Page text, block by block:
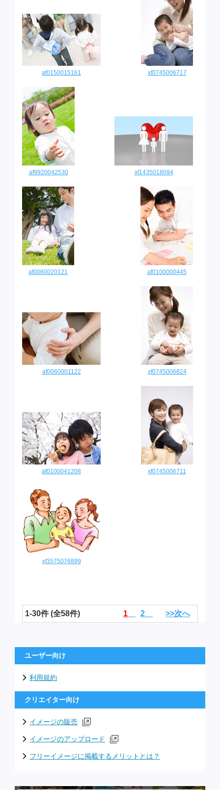
af0150015161 xf0745006717
af9920042530 xf1435018094
af0060020121 af0100000445
af0060001122 xf0745006824
af0100041208 xf0745006711
xf3575076899
1-30件 (全58件) 1 2 >>次へ
ユーザー向け
利用規約
クリエイター向け
イメージの販売
イメージのアップロード
フリーイメージに掲載するメリットとは？